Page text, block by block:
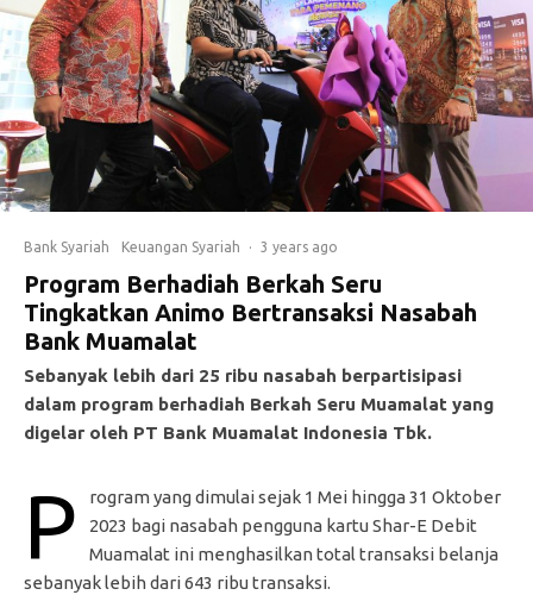
Bank Syariah Keuangan Syariah · 3 years ago
Program Berhadiah Berkah Seru
Tingkatkan Animo Bertransaksi Nasabah
Bank Muamalat
Sebanyak lebih dari 25 ribu nasabah berpartisipasi
dalam program berhadiah Berkah Seru Muamalat yang
digelar oleh PT Bank Muamalat Indonesia Tbk.
P
rogram yang dimulai sejak 1 Mei hingga 31 Oktober
2023 bagi nasabah pengguna kartu Shar-E Debit
Muamalat ini menghasilkan total transaksi belanja
sebanyak lebih dari 643 ribu transaksi.